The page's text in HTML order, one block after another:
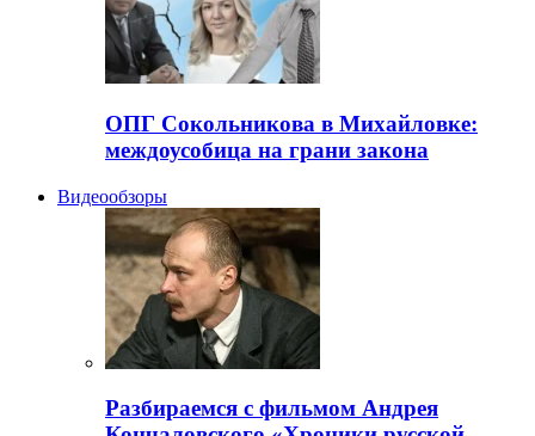
ОПГ Сокольникова в Михайловке:
междоусобица на грани закона
Видеообзоры
Разбираемся с фильмом Андрея